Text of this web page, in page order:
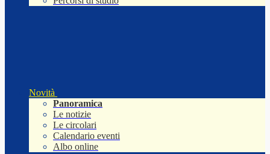
Novità
Panoramica
Le notizie
Le circolari
Calendario eventi
Albo online